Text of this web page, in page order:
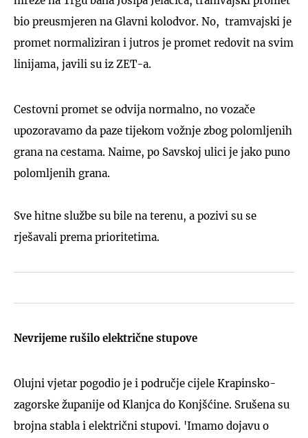
bio preusmjeren na Glavni kolodvor. No, tramvajski je
promet normaliziran i jutros je promet redovit na svim
linijama, javili su iz ZET-a.
Cestovni promet se odvija normalno, no vozače
upozoravamo da paze tijekom vožnje zbog polomljenih
grana na cestama. Naime, po Savskoj ulici je jako puno
polomljenih grana.
Sve hitne službe su bile na terenu, a pozivi su se
rješavali prema prioritetima.
Nevrijeme rušilo električne stupove
Olujni vjetar pogodio je i područje cijele Krapinsko-
zagorske županije od Klanjca do Konjšćine. Srušena su
brojna stabla i električni stupovi. 'Imamo dojavu o